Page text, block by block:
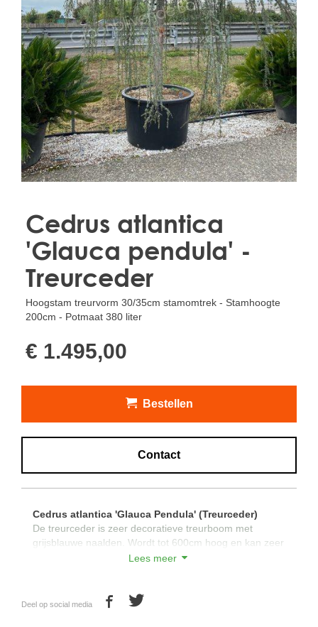
Treesafe
VORSTBESCHERMINGVOORBOMEN.NL
WINTERSCHUTZFUERBAEUME.DE
FROSTPROTECTIONFORTREES.CO.UK
Terracotta
TERRACOTTA.NL
TERRACOTTA.BE
TERRAKOTTA.DE
Cedrus atlantica
'Glauca pendula' -
Treurceder
Hoogstam treurvorm 30/35cm stamomtrek - Stamhoogte
200cm - Potmaat 380 liter
€ 1.495,00
Bestellen
Contact
Cedrus atlantica 'Glauca Pendula' (Treurceder)
De treurceder is zeer decoratieve treurboom met
grijsblauwe naalden. Wordt tot 600cm hoog en kan zeer
breed worden, zeer wintehard. Cedrus
komen er opstaande kegels aan de wintergroene
Lees meer
Deel op social media